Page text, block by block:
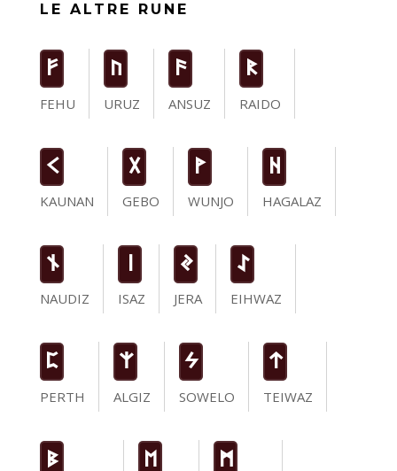
LE ALTRE RUNE
F
FEHU
U
URUZ
a
ANSUZ
R
RAIDO
K
KAUNAN
G
GEBO
W
WUNJO
H
HAGALAZ
n
NAUDIZ
ISAZ
J
JERA
I
EIHWAZ
P
PERTH
Z
ALGIZ
S
SOWELO
t
TEIWAZ
B
E
M